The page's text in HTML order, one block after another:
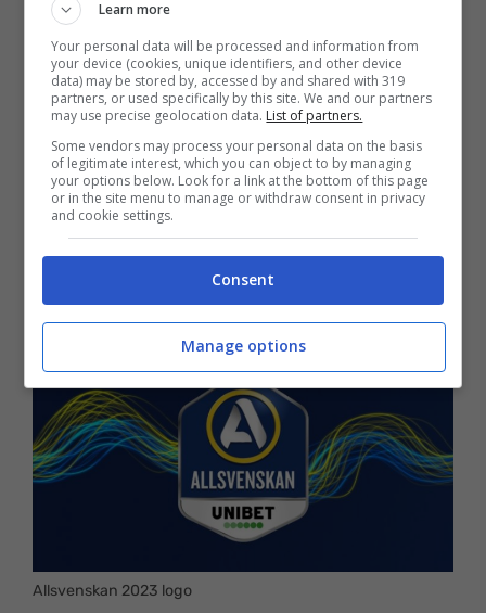
Elfsborg (4-3-3):
Holmen, Ibrahim, Hult; Boateng,
Baldursson, Baidoo; Okkels, Gudjohnsen,
Qasem. All. Thelin
Kalmar (4-3-3):Friedrich; Karlsson, Saetra,
Sjostedt, Olafsson; Hallberg, Gojani,
Romarinho; Skrabb, Hummet, Shamoun. All.
Jansen
Allsvenskan 2023 logo
Learn more
Your personal data will be processed and information from
your device (cookies, unique identifiers, and other device
data) may be stored by, accessed by and shared with 319
partners, or used specifically by this site. We and our partners
may use precise geolocation data. List of partners.
Some vendors may process your personal data on the basis
of legitimate interest, which you can object to by managing
your options below. Look for a link at the bottom of this page
or in the site menu to manage or withdraw consent in privacy
and cookie settings.
Consent
Manage options